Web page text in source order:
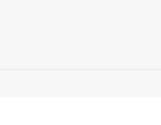
است که از کیفیت و